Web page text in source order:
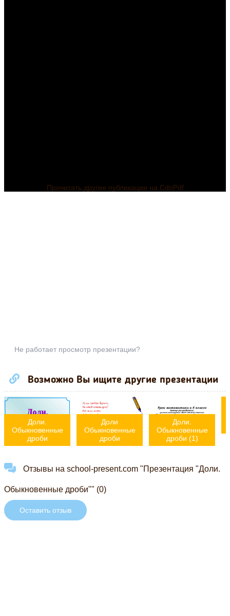
Прочитать другие публикации на CdnPdf
Не работает просмотр презентации?
Возможно Вы ищите другие презентации
Доли.
Обыкновенные
дроби
Доли
Обыкновенные
дроби
Доли.
Обыкновенные
дроби (1)
Отзывы на school-present.com "Презентация "Доли.
Обыкновенные дроби"" (0)
Оставить отзыв